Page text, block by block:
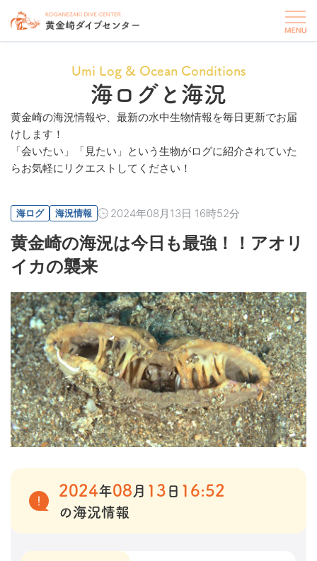
Umi Log & Ocean Conditions
海ログと海況
黄金崎の海況情報や、最新の水中生物情報を毎日更新でお届
けします！
「会いたい」「見たい」という生物がログに紹介されていた
らお気軽にリクエストしてください！
海ログ 海況情報 2024年08月13日 16時52分
黄金崎の海況は今日も最強！！アオリ
イカの襲来
2024年08 月 13 日 16:52
の海況情報